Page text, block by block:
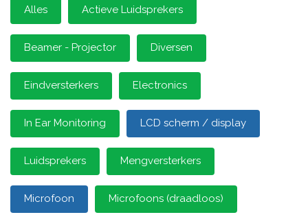
Alles Actieve Luidsprekers
Beamer - Projector Diversen
Eindversterkers Electronics
In Ear Monitoring LCD scherm / display
Luidsprekers Mengversterkers
Microfoon Microfoons (draadloos)